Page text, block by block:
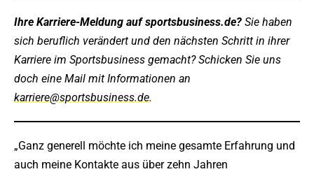
Ihre Karriere-Meldung auf sportsbusiness.de? Sie haben
sich beruflich verändert und den nächsten Schritt in ihrer
Karriere im Sportsbusiness gemacht? Schicken Sie uns
doch eine Mail mit Informationen an
karriere@sportsbusiness.de.
„Ganz generell möchte ich meine gesamte Erfahrung und
auch meine Kontakte aus über zehn Jahren